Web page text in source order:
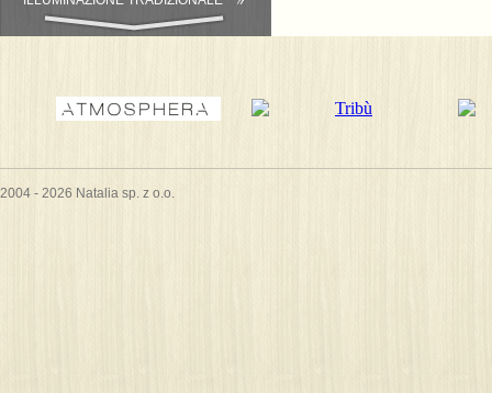
ATTREZZATURA DEL BAGNO
2004 - 2026 Natalia sp. z o.o.